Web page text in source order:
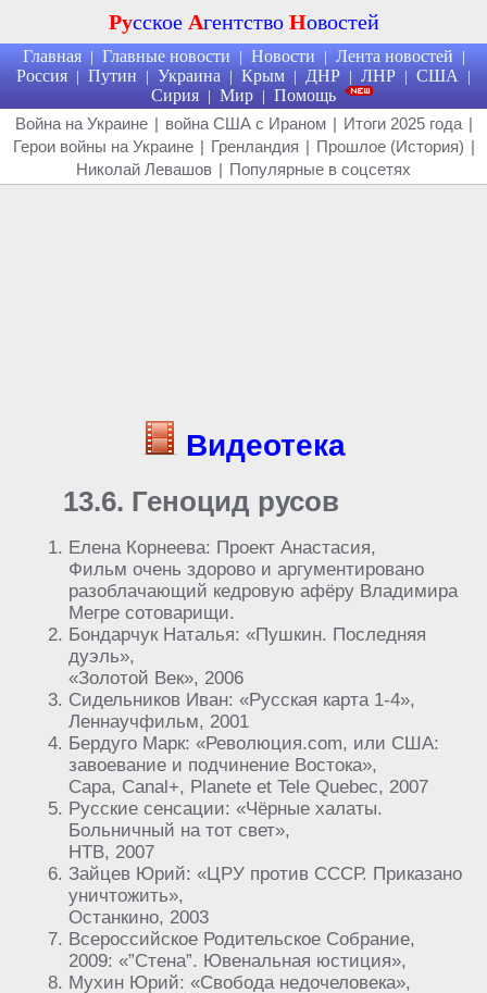
Русское Агентство Новостей
Главная | Главные новости | Новости | Лента новостей |
Россия | Путин | Украина | Крым | ДНР | ЛНР | США |
Сирия | Мир | Помощь
Война на Украине | война США с Ираном | Итоги 2025 года |
Герои войны на Украине | Гренландия | Прошлое (История) |
Николай Левашов | Популярные в соцсетях
Видеотека
13.6. Геноцид русов
Елена Корнеева: Проект Анастасия,
Фильм очень здорово и аргументировано
разоблачающий кедровую афёру Владимира
Мегре сотоварищи.
Бондарчук Наталья: «Пушкин. Последняя
дуэль»,
«Золотой Век», 2006
Сидельников Иван: «Русская карта 1-4»,
Леннаучфильм, 2001
Бердуго Марк: «Революция.com, или США:
завоевание и подчинение Востока»,
Capa, Canal+, Planete et Tele Quebec, 2007
Русские сенсации: «Чёрные халаты.
Больничный на тот свет»,
НТВ, 2007
Зайцев Юрий: «ЦРУ против СССР. Приказано
уничтожить»,
Останкино, 2003
Всероссийское Родительское Собрание,
2009: «”Стена”. Ювенальная юстиция»,
Мухин Юрий: «Свобода недочеловека»,